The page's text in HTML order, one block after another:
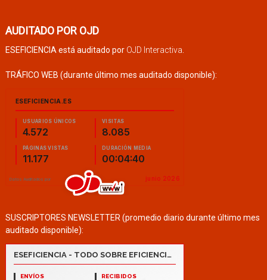
AUDITADO POR OJD
ESEFICIENCIA está auditado por OJD Interactiva.
TRÁFICO WEB (durante último mes auditado disponible):
SUSCRIPTORES NEWSLETTER (promedio diario durante último mes
auditado disponible):